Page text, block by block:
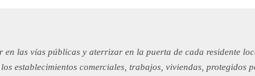
las vías públicas y aterrizar en la puerta de cada residente
establecimientos comerciales, trabajos, viviendas, protegidos